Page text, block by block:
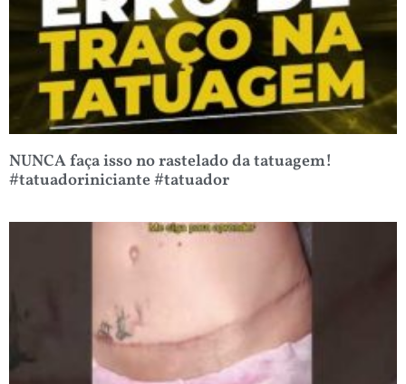
NUNCA faça isso no rastelado da tatuagem!
#tatuadoriniciante #tatuador